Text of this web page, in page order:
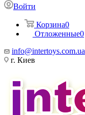
Войти
Корзина0
Отложенные0
info@intertoys.com.ua
г. Киев